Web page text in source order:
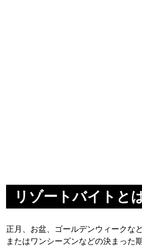
リゾートバイトと
正月、お盆、ゴールデンウィークな
またはワンシーズンなどの決まった